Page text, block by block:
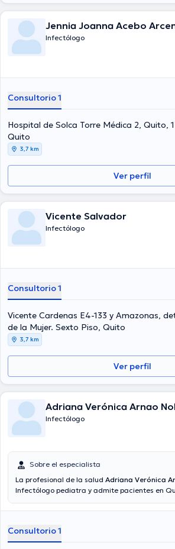
Jennia Joanna Acebo
Infectólogo
Consultorio 1
Hospital de Solca Torre Médica 2, Quito,
Quito
3,7 km
Ver perfil
Vicente Salvador
Infectólogo
Consultorio 1
Vicente Cardenas E4-133 y Amazonas,
de la Mujer. Sexto Piso, Quito
3,7 km
Ver perfil
Adriana Verónica Arnao
Infectólogo
Sobre el especialista
La profesional de la salud Adriana Verónica
Infectólogo pediatra y admite pacientes en
Internacional Del Ecuador y tiene amplios
experiencia laboral en su disciplina. De igual
participado como miembro de diversas
Consultorio 1